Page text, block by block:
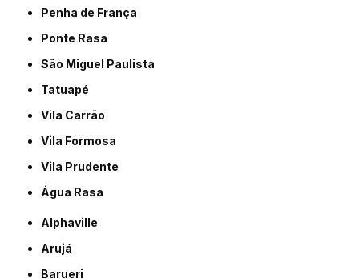
Penha de França
Ponte Rasa
São Miguel Paulista
Tatuapé
Vila Carrão
Vila Formosa
Vila Prudente
Água Rasa
Alphaville
Arujá
Barueri